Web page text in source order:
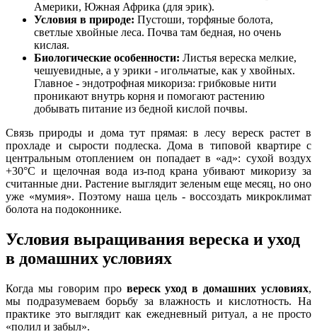
Америки, Южная Африка (для эрик).
Условия в природе: Пустоши, торфяные болота,
светлые хвойные леса. Почва там бедная, но очень
кислая.
Биологические особенности: Листья вереска мелкие,
чешуевидные, а у эрики - игольчатые, как у хвойных.
Главное - эндотрофная микориза: грибковые нити
проникают внутрь корня и помогают растению
добывать питание из бедной кислой почвы.
Связь природы и дома тут прямая: в лесу вереск растет в
прохладе и сырости подлеска. Дома в типовой квартире с
центральным отоплением он попадает в «ад»: сухой воздух
+30°C и щелочная вода из-под крана убивают микоризу за
считанные дни. Растение выглядит зеленым еще месяц, но оно
уже «мумия». Поэтому наша цель - воссоздать микроклимат
болота на подоконнике.
Условия выращивания вереска и уход
в домашних условиях
Когда мы говорим про вереск уход в домашних условиях,
мы подразумеваем борьбу за влажность и кислотность. На
практике это выглядит как ежедневный ритуал, а не просто
«полил и забыл».